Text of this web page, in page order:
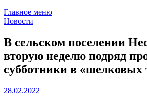
Главное меню
Новости
В сельском поселении
вторую неделю подряд
субботники в «шелковых
28.02.2022